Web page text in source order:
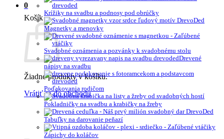
0
Košík
Žiadne produkty v košíku.
Vrátiť sa do obchodu
Krížiky na svadbu a podnosy pod obrúčky
Magnetky a menovky
Svadobné oznámenia a pozvánky k svadobnému stolu
Drevené
nápisy na svadbu
Poďakovania rodičom
Pokladničky na svadbu a krabičky na žreby
Tabuľky na darovanie peňazí
Zápichy do koláčov